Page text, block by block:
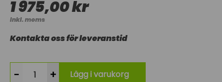
1 975,00 kr
Inkl. moms
Kontakta oss för leveranstid
- + Lägg i varukorg